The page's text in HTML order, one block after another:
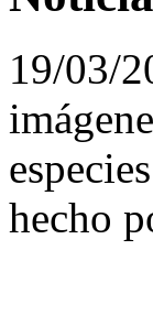
19/03/
hecho